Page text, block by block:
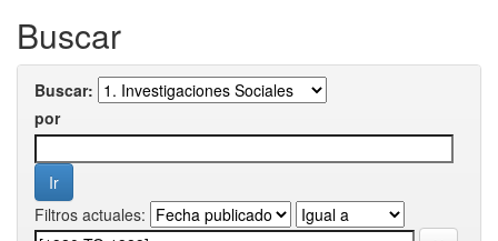
Buscar
Buscar:
por
Filtros actuales: